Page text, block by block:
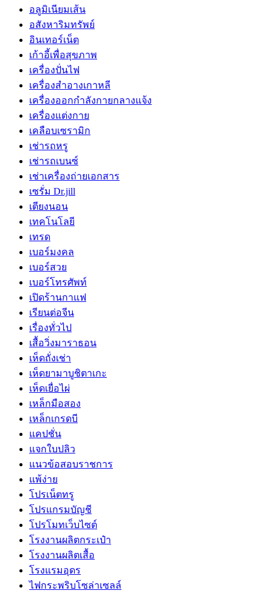
อลูมิเนียมเส้น
อสังหาริมทรัพย์
อินเทอร์เน็ต
เก้าอี้เพื่อสุขภาพ
เครื่องปั่นไฟ
เครื่องสำอางเกาหลี
เครื่องออกกำลังกายกลางแจ้ง
เครื่องแต่งกาย
เคลือบเซรามิก
เช่ารถหรู
เช่ารถเบนซ์
เช่าเครื่องถ่ายเอกสาร
เซรั่ม Dr.jill
เตียงนอน
เทคโนโลยี
เทรด
เบอร์มงคล
เบอร์สวย
เบอร์โทรศัพท์
เปิดร้านกาแฟ
เรียนต่อจีน
เรื่องทั่วไป
เสื้อวิ่งมาราธอน
เห็ดถั่งเช่า
เห็ดยามาบูชิตาเกะ
เห็ดเยื่อไผ่
เหล็กมือสอง
เหล็กเกรดบี
แคปชั่น
แจกใบปลิว
แนวข้อสอบราชการ
แพ้ง่าย
โปรเน็ตทรู
โปรแกรมบัญชี
โปรโมทเว็บไซต์
โรงงานผลิตกระเป๋า
โรงงานผลิตเสื้อ
โรงแรมอุดร
ไฟกระพริบโซล่าเซลล์